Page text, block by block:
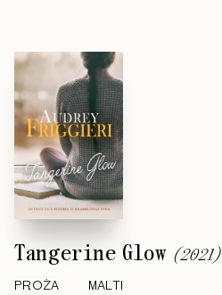
Tangerine Glow (2021)
PROŻA MALTI